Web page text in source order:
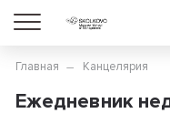
Главная Канцелярия
Ежедневник